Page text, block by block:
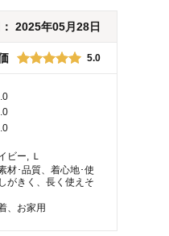
2025年05月28日
5.0
ビー, Ｌ
材･品質、着心地･使
がきく、長く使えそ
、お家用